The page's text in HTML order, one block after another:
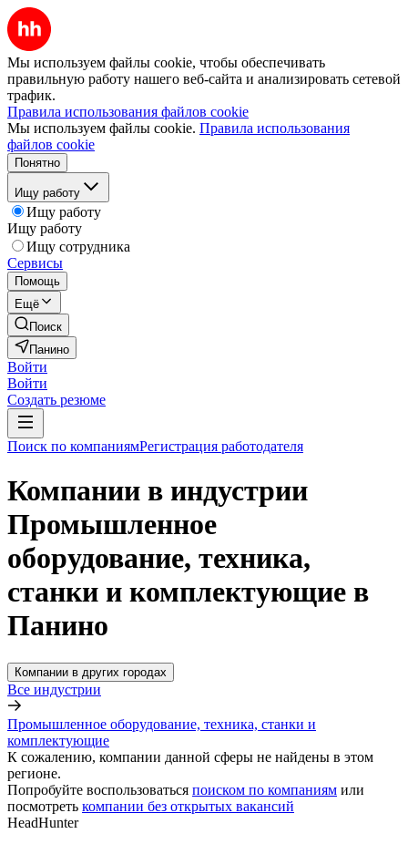
Мы используем файлы cookie, чтобы обеспечивать
правильную работу нашего веб-сайта и анализировать сетевой
трафик.
Правила использования файлов cookie
Мы используем файлы cookie. Правила использования
файлов cookie
Понятно
Ищу работу
Ищу работу
Ищу работу
Ищу сотрудника
Сервисы
Помощь
Ещё
Поиск
Панино
Войти
Войти
Создать резюме
Поиск по компаниямРегистрация работодателя
Компании в индустрии
Промышленное
оборудование, техника,
станки и комплектующие в
Панино
Компании в других городах
Все индустрии
Промышленное оборудование, техника, станки и
комплектующие
К сожалению, компании данной сферы не найдены в этом
регионе.
Попробуйте воспользоваться поиском по компаниям или
посмотреть компании без открытых вакансий
HeadHunter